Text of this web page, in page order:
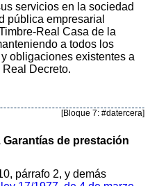
servicios en la sociedad
pública empresarial
Real Casa de la
a todos los
obligaciones existentes a
Real Decreto.
[Bloque 7: #datercera]
de prestación
párrafo 2, y demás